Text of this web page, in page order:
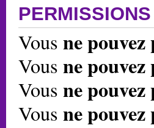
Vous ne pouvez
Vous ne pouvez
Vous ne pouvez
Vous ne pouvez